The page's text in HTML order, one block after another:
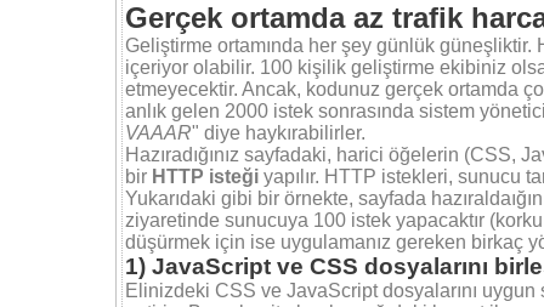
Gerçek ortamda az trafik
Geliştirme ortamında her şey günlük güneşliktir.
içeriyor olabilir. 100 kişilik geliştirme ekibiniz
etmeyecektir. Ancak, kodunuz gerçek ortamda
anlık gelen 2000 istek sonrasında sistem
VAAAR" diye haykırabilirler.
Hazıradığınız sayfadaki, harici öğelerin (CSS,
bir HTTP isteği yapılır. HTTP istekleri, sunucu
Yukarıdaki gibi bir örnekte, sayfada
ziyaretinde sunucuya 100 istek yapacaktır
düşürmek için ise uygulamanız gereken birkaç
1) JavaScript ve CSS dosyalarını
Elinizdeki CSS ve JavaScript dosyalarını